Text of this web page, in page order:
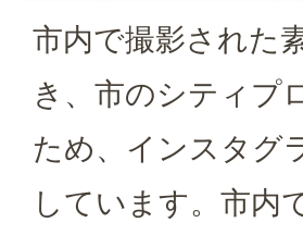
市内で撮影された
き、市のシティプ
ため、インスタグ
しています。市内